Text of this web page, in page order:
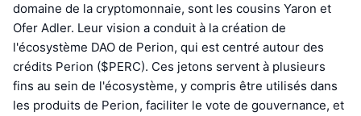
domaine de la cryptomonnaie, sont les cousins Yaron et
Ofer Adler. Leur vision a conduit à la création de
l'écosystème DAO de Perion, qui est centré autour des
crédits Perion ($PERC). Ces jetons servent à plusieurs
fins au sein de l'écosystème, y compris être utilisés dans
les produits de Perion, faciliter le vote de gouvernance, et